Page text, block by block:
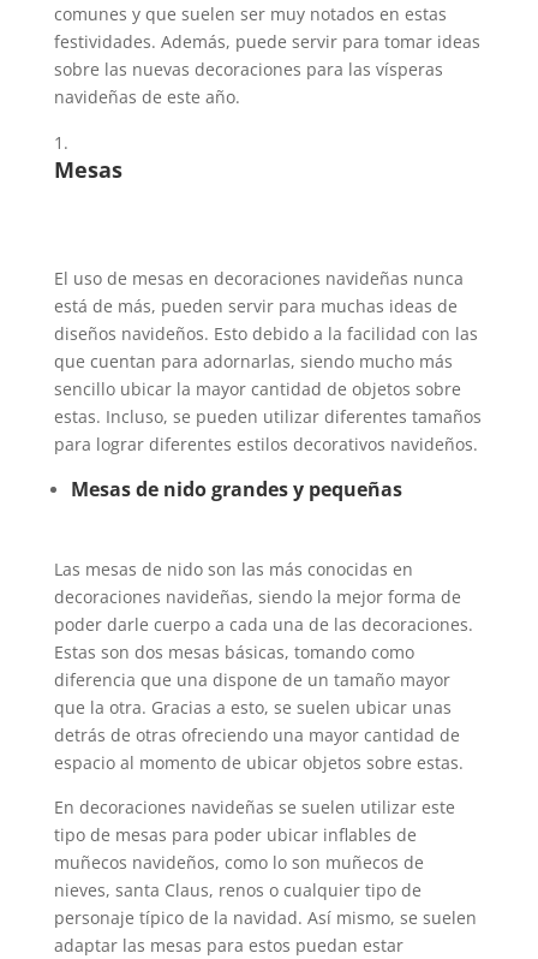
comunes y que suelen ser muy notados en estas
festividades. Además, puede servir para tomar ideas
sobre las nuevas decoraciones para las vísperas
navideñas de este año.
Mesas
El uso de mesas en decoraciones navideñas nunca
está de más, pueden servir para muchas ideas de
diseños navideños. Esto debido a la facilidad con las
que cuentan para adornarlas, siendo mucho más
sencillo ubicar la mayor cantidad de objetos sobre
estas. Incluso, se pueden utilizar diferentes tamaños
para lograr diferentes estilos decorativos navideños.
Mesas de nido grandes y pequeñas
Las mesas de nido son las más conocidas en
decoraciones navideñas, siendo la mejor forma de
poder darle cuerpo a cada una de las decoraciones.
Estas son dos mesas básicas, tomando como
diferencia que una dispone de un tamaño mayor
que la otra. Gracias a esto, se suelen ubicar unas
detrás de otras ofreciendo una mayor cantidad de
espacio al momento de ubicar objetos sobre estas.
En decoraciones navideñas se suelen utilizar este
tipo de mesas para poder ubicar inflables de
muñecos navideños, como lo son muñecos de
nieves, santa Claus, renos o cualquier tipo de
personaje típico de la navidad. Así mismo, se suelen
adaptar las mesas para estos puedan estar